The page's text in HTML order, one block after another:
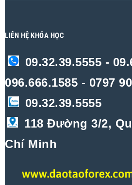
LIÊN HỆ KHÓA HỌC
09.32.39.5555 -
096.666.1585 - 0797
09.32.39.5555
118 Đường 3/2,
Chí Minh